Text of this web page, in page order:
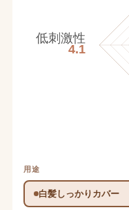
低刺激性
4.1
用途
白髪しっかりカバー